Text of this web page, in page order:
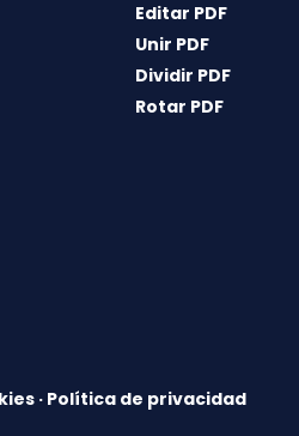
Editar PDF
Unir PDF
Dividir PDF
Rotar PDF
· Política de privacidad